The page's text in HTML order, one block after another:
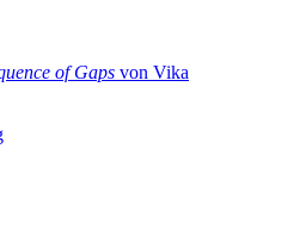
of Gaps von Vika